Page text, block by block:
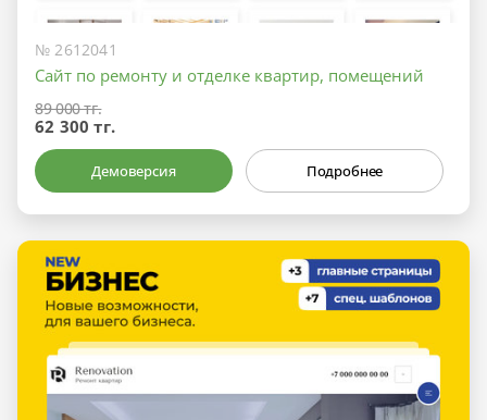
№ 2612041
Сайт по ремонту и отделке квартир, помещений
89 000 тг.
62 300 тг.
Демоверсия Подробнее